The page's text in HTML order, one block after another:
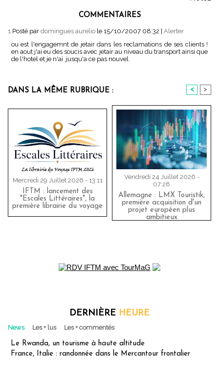
COMMENTAIRES
1.Posté par domingues aurelio le 15/10/2007 08:32
Alerter
ou est l'engagemnt de jetair dans les reclamations de ses clients !
en aout j'ai eu des soucis avec jetair au niveau du transport ainsi que
de l'hotel et je n'ai ,jusqu'a ce pas nouvel.
DANS LA MÊME RUBRIQUE : < >
Mercredi 29 Juillet 2026 - 13:11
IFTM : lancement des
"Escales Littéraires", la
première librairie du voyage
Vendredi 24 Juillet 2026 -
07:28
Allemagne : LMX Touristik,
première acquisition d'un
projet européen plus
ambitieux
DERNIÈRE HEURE
News Les + lus Les + commentés
Le Rwanda, un tourisme à haute altitude
France, Italie : randonnée dans le Mercantour frontalier